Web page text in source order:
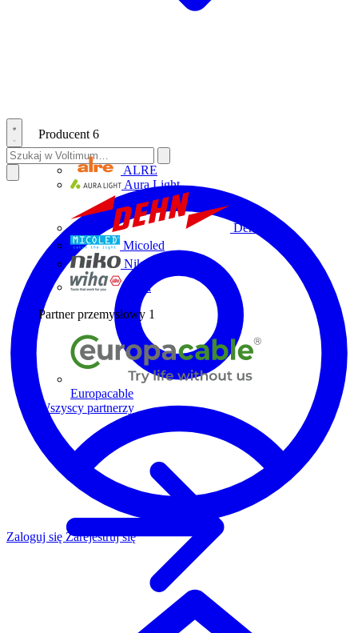
Producent 6
ALRE
Aura Light
Dehn
Micoled
Niko
Wiha
Partner przemysłowy 1
Europacable
Wszyscy partnerzy
Zaloguj się Zarejestruj się